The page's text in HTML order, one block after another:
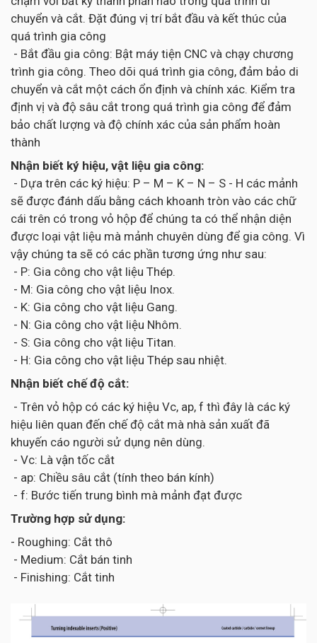
chuyển và cắt. Đặt đúng vị trí bắt đầu và kết thúc của
quá trình gia công
- Bắt đầu gia công: Bật máy tiện CNC và chạy chương
trình gia công. Theo dõi quá trình gia công, đảm bảo di
chuyển và cắt một cách ổn định và chính xác. Kiểm tra
định vị và độ sâu cắt trong quá trình gia công để đảm
bảo chất lượng và độ chính xác của sản phẩm hoàn
thành
Nhận biết ký hiệu, vật liệu gia công:
- Dựa trên các ký hiệu: P – M – K – N – S - H các mảnh
sẽ được đánh dấu bằng cách khoanh tròn vào các chữ
cái trên có trong vỏ hộp để chúng ta có thể nhận diện
được loại vật liệu mà mảnh chuyên dùng để gia công. Vì
vậy chúng ta sẽ có các phần tương ứng như sau:
- P: Gia công cho vật liệu Thép.
- M: Gia công cho vật liệu Inox.
- K: Gia công cho vật liệu Gang.
- N: Gia công cho vật liệu Nhôm.
- S: Gia công cho vật liệu Titan.
- H: Gia công cho vật liệu Thép sau nhiệt.
Nhận biết chế độ cắt:
- Trên vỏ hộp có các ký hiệu Vc, ap, f thì đây là các ký
hiệu liên quan đến chế độ cắt mà nhà sản xuất đã
khuyến cáo người sử dụng nên dùng.
- Vc: Là vận tốc cắt
- ap: Chiều sâu cắt (tính theo bán kính)
- f: Bước tiến trung bình mà mảnh đạt được
Trường hợp sử dụng:
- Roughing: Cắt thô
- Medium: Cắt bán tinh
- Finishing: Cắt tinh